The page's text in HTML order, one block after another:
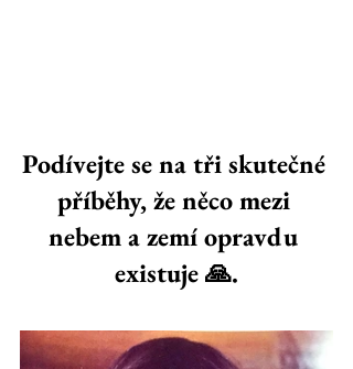
Podívejte se na tři skutečné
příběhy, že něco mezi
nebem a zemí opravdu
existuje 🙏.